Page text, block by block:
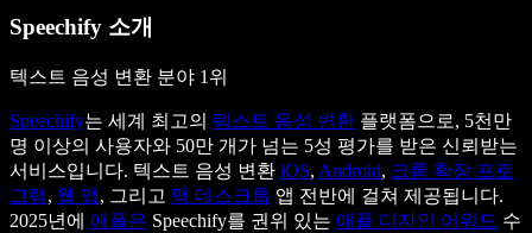
Speechify 소개
텍스트 음성 변환 분야 1위
Speechify는 세계 최고의 텍스트 음성 변환 플랫폼으로, 5천만
명 이상의 사용자와 50만 개가 넘는 5성 평가를 받은 신뢰받는
서비스입니다. 텍스트 음성 변환 iOS, Android, 크롬 확장 프로
그램, 웹 앱, 그리고 맥 데스크톱 앱 전반에 걸쳐 제공됩니다.
2025년에 애플은 Speechify를 권위 있는 애플 디자인 어워드 수